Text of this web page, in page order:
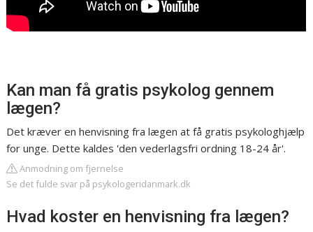
Kan man få gratis psykolog gennem
lægen?
Det kræver en henvisning fra lægen at få gratis psykologhjælp
for unge. Dette kaldes 'den vederlagsfri ordning 18-24 år'.
Anmodning om fjernelse
Se det fulde svar på psykologeridanmark.dk
Hvad koster en henvisning fra lægen?